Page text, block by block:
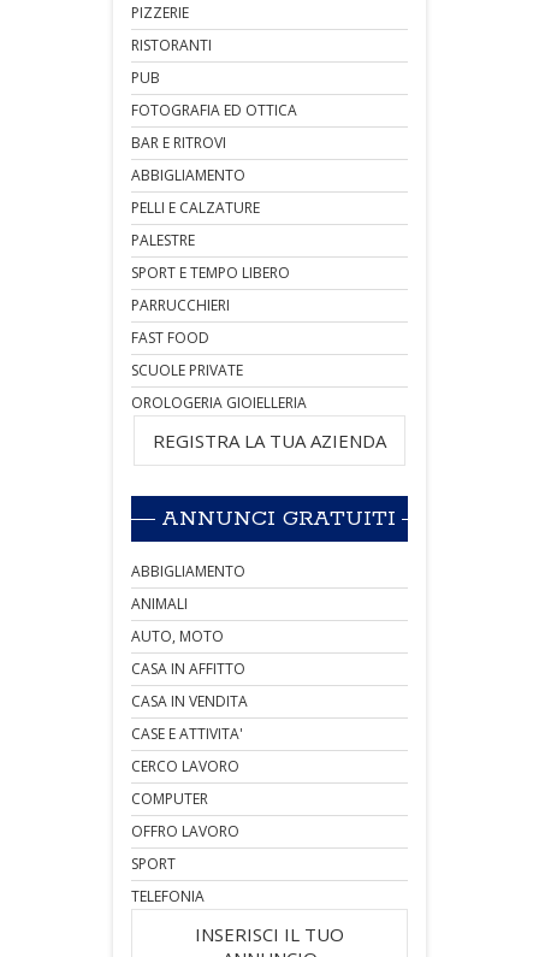
PIZZERIE
RISTORANTI
PUB
FOTOGRAFIA ED OTTICA
BAR E RITROVI
ABBIGLIAMENTO
PELLI E CALZATURE
PALESTRE
SPORT E TEMPO LIBERO
PARRUCCHIERI
FAST FOOD
SCUOLE PRIVATE
OROLOGERIA GIOIELLERIA
REGISTRA LA TUA AZIENDA
ANNUNCI GRATUITI
ABBIGLIAMENTO
ANIMALI
AUTO, MOTO
CASA IN AFFITTO
CASA IN VENDITA
CASE E ATTIVITA'
CERCO LAVORO
COMPUTER
OFFRO LAVORO
SPORT
TELEFONIA
INSERISCI IL TUO